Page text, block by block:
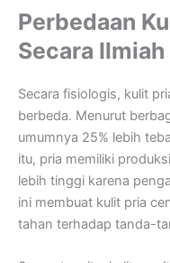
Perbedaan
Secara Ilmiah
Secara fisiologis, kulit
berbeda. Menurut
umumnya 25% lebih
itu, pria memiliki
lebih tinggi karena
ini membuat kulit pria
tahan terhadap tanda-